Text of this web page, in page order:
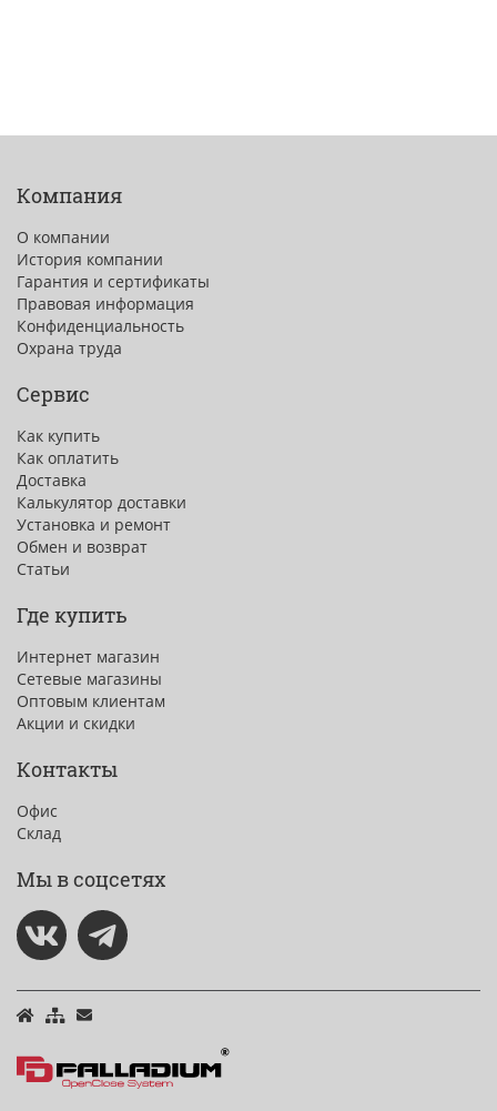
Компания
О компании
История компании
Гарантия и сертификаты
Правовая информация
Конфиденциальность
Охрана труда
Сервис
Как купить
Как оплатить
Доставка
Калькулятор доставки
Установка и ремонт
Обмен и возврат
Статьи
Где купить
Интернет магазин
Сетевые магазины
Оптовым клиентам
Акции и скидки
Контакты
Офис
Склад
Мы в соцсетях